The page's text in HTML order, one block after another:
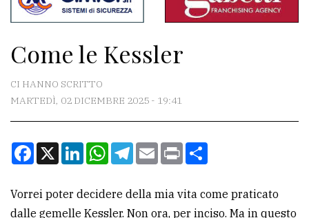
sito
Associazioni
Meteo
La
redazione
Scrivici
Come le Kessler
CI HANNO SCRITTO
MARTEDÌ, 02 DICEMBRE 2025 - 19:41
Facebook
X LinkedInWhatsApp
Telegram
EmailPrint
Vorrei poter decidere della mia vita come praticato
dalle gemelle Kessler. Non ora, per inciso. Ma in questo